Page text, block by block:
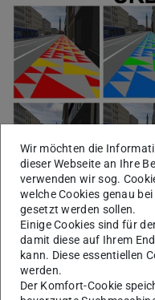
New Research
Colors is Fun
Health
How can color be
Wir möchten die
dieser Webseite an Ihre
verwenden wir sog.
welche Cookies genau
gesetzt werden sollen.
Einige Cookies sind für
damit diese auf Ihrem
kann. Diese essentiellen
werden.
Der Komfort-Cookie